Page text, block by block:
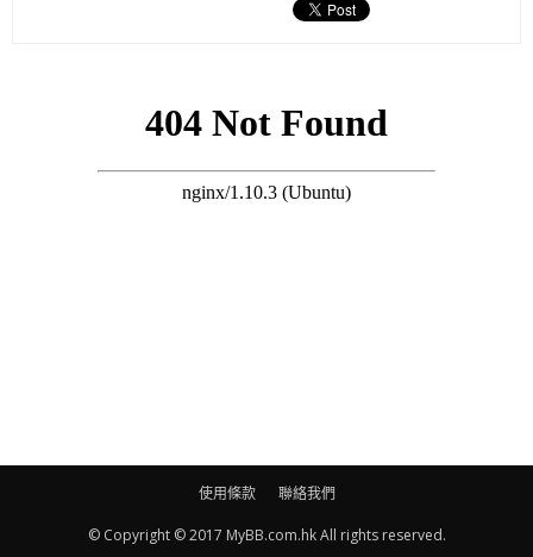
【心穎關閉IG留言功能】家姐黃心美：許志安？
使用條款 聯絡我們
© Copyright © 2017 MyBB.com.hk All rights reserved.